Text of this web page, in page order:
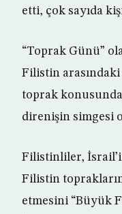
etti, çok sayıda
“Toprak Günü”
Filistin arasındaki
toprak
direnişin simgesi
Filistinliler,
Filistin
etmesini “Büyük